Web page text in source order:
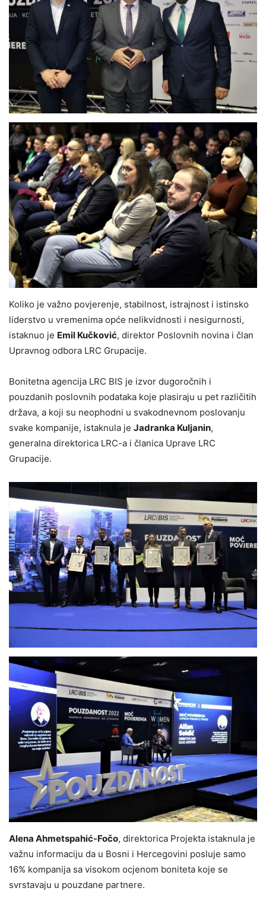
Koliko je važno povjerenje, stabilnost, istrajnost i istinsko
liderstvo u vremenima opće nelikvidnosti i nesigurnosti,
istaknuo je Emil Kučković, direktor Poslovnih novina i član
Upravnog odbora LRC Grupacije.
Bonitetna agencija LRC BIS je izvor dugoročnih i
pouzdanih poslovnih podataka koje plasiraju u pet različitih
država, a koji su neophodni u svakodnevnom poslovanju
svake kompanije, istaknula je Jadranka Kuljanin,
generalna direktorica LRC-a i članica Uprave LRC
Grupacije.
Alena Ahmetspahić-Fočo, direktorica Projekta istaknula je
važnu informaciju da u Bosni i Hercegovini posluje samo
16% kompanija sa visokom ocjenom boniteta koje se
svrstavaju u pouzdane partnere.